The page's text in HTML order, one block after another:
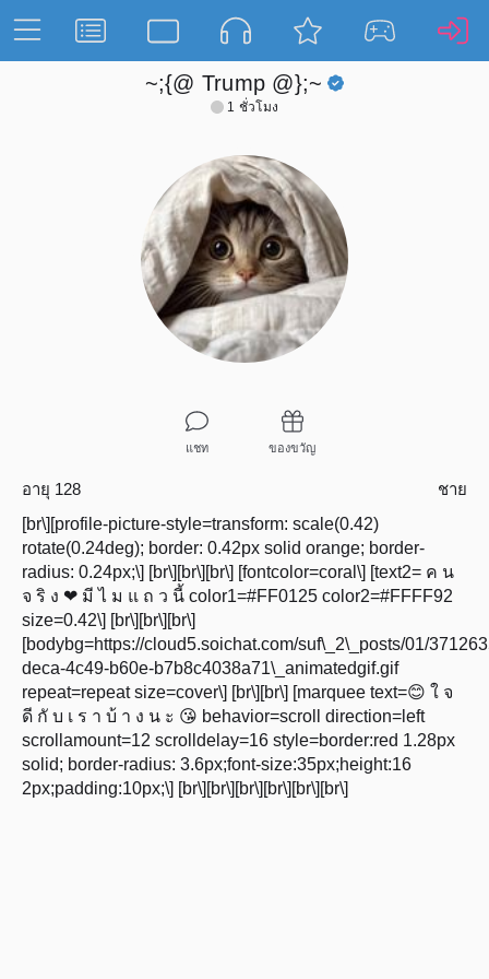
~;{@ Trump @};~
1 ชั่วโมง
แชท ของขวัญ
อายุ 128
ชาย
[br\][profile-picture-style=transform: scale(0.42)
rotate(0.24deg); border: 0.42px solid orange; border-
radius: 0.24px;\] [br\][br\][br\] [fontcolor=coral\] [text2= ค น
จ ริ ง ❤ มี ไ ม แ ถ ว นี้ color1=#FF0125 color2=#FFFF92
size=0.42\] [br\][br\][br\]
[bodybg=https://cloud5.soichat.com/suf\_2\_posts/01/
deca-4c49-b60e-b7b8c4038a71\_animatedgif.gif
repeat=repeat size=cover\] [br\][br\] [marquee text=😊 ใ จ
ดี กั บ เ ร า บ้ า ง น ะ 😘 behavior=scroll direction=left
scrollamount=12 scrolldelay=16 style=border:red 1.28px
solid; border-radius: 3.6px;font-size:35px;height:16
2px;padding:10px;\] [br\][br\][br\][br\][br\][br\]